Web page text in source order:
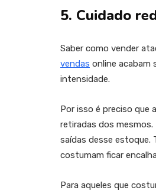
5. Cuidado
Saber como vender
vendas online acabam
intensidade.
Por isso é preciso que
retiradas dos
saídas desse estoque.
costumam ficar
Para aqueles que